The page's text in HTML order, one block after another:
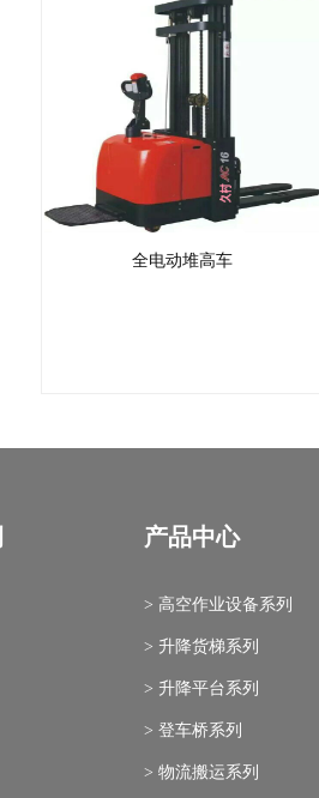
全电动堆高车
产品中心
> 高空作业设备系列
> 升降货梯系列
> 升降平台系列
> 登车桥系列
> 物流搬运系列